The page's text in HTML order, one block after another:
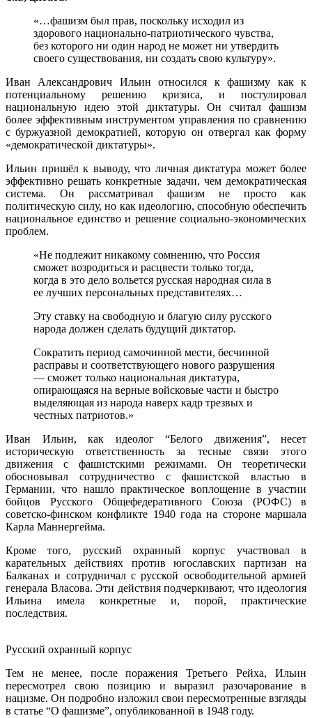
«…фашизм был прав, поскольку исходил из
здорового национально-патриотического чувства,
без которого ни один народ не может ни утвердить
своего существования, ни создать свою культуру».
Иван Александрович Ильин относился к фашизму как к
потенциальному решению кризиса, и постулировал
национальную идею этой диктатуры. Он считал фашизм
более эффективным инструментом управления по сравнению
с буржуазной демократией, которую он отвергал как форму
«демократической диктатуры».
Ильин пришёл к выводу, что личная диктатура может более
эффективно решать конкретные задачи, чем демократическая
система. Он рассматривал фашизм не просто как
политическую силу, но как идеологию, способную обеспечить
национальное единство и решение социально-экономических
проблем.
«Не подлежит никакому сомнению, что Россия
сможет возродиться и расцвести только тогда,
когда в это дело вольется русская народная сила в
ее лучших персональных представителях…
Эту ставку на свободную и благую силу русского
народа должен сделать будущий диктатор.
Сократить период самочинной мести, бесчинной
расправы и соответствующего нового разрушения
— сможет только национальная диктатура,
опирающаяся на верные войсковые части и быстро
выделяющая из народа наверх кадр трезвых и
честных патриотов.»
Иван Ильин, как идеолог “Белого движения”, несет
историческую ответственность за тесные связи этого
движения с фашистскими режимами. Он теоретически
обосновывал сотрудничество с фашистской властью в
Германии, что нашло практическое воплощение в участии
бойцов Русского Общефедеративного Союза (РОФС) в
советско-финском конфликте 1940 года на стороне маршала
Карла Маннергейма.
Кроме того, русский охранный корпус участвовал в
карательных действиях против югославских партизан на
Балканах и сотрудничал с русской освободительной армией
генерала Власова. Эти действия подчеркивают, что идеология
Ильина имела конкретные и, порой, практические
последствия.
Русский охранный корпус
Тем не менее, после поражения Третьего Рейха, Ильин
пересмотрел свою позицию и выразил разочарование в
нацизме. Он подробно изложил свои пересмотренные взгляды
в статье “О фашизме”, опубликованной в 1948 году.